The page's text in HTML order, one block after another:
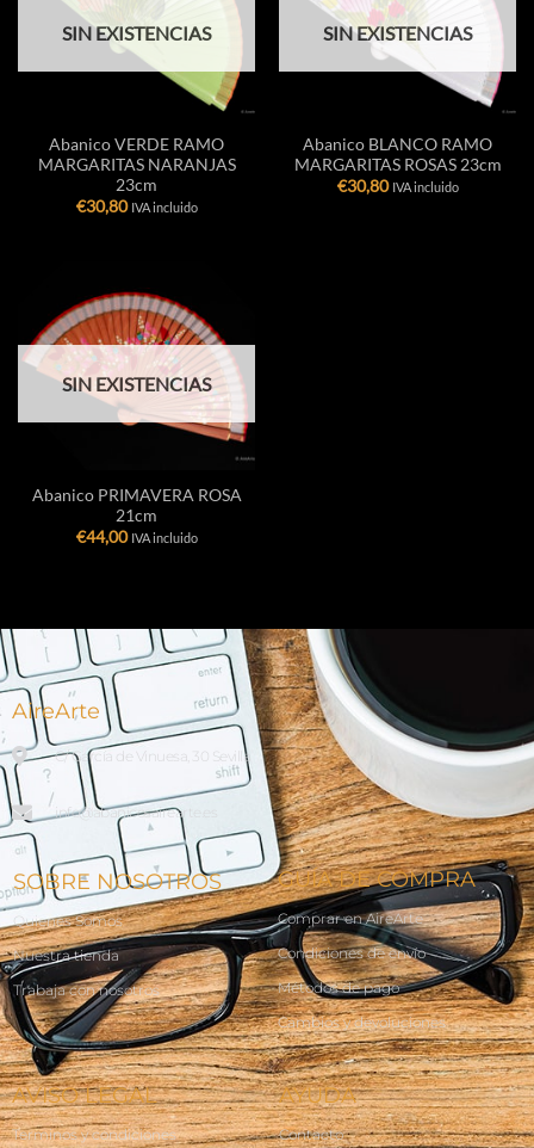
SIN EXISTENCIAS
Abanico VERDE RAMO
MARGARITAS NARANJAS
23cm
€30,80 IVA incluido
SIN EXISTENCIAS
Abanico BLANCO RAMO
MARGARITAS ROSAS 23cm
€30,80 IVA incluido
SIN EXISTENCIAS
Abanico PRIMAVERA ROSA
21cm
€44,00 IVA incluido
AireArte
C/ García de Vinuesa, 30 Sevilla
info@abanicosairearte.es
SOBRE NOSOTROS
Quienes Somos
Nuestra tienda
Trabaja con nosotros
GUÍA DE COMPRA
Comprar en AireArte
Condiciones de envío
Métodos de pago
Cambios y devoluciones
AVISO LEGAL
Terminos y condiciones
AYUDA
Contacto